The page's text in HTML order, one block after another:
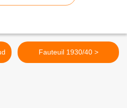
Fauteuil 1930/40 >